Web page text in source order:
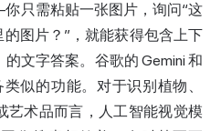
只需粘贴一张图片，询问“这
图片？”，就能获得包含上下
文字答案。谷歌的 Gemini 和
似的功能。对于识别植物、
艺术品而言，人工智能视觉模